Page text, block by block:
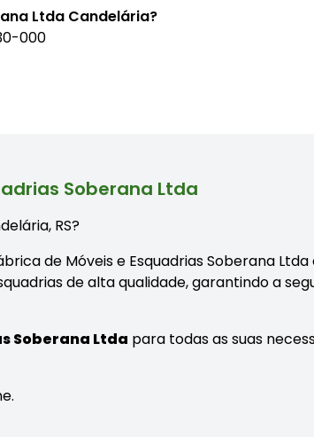
Ltda Candelária?
000
Soberana Ltda
RS?
de Móveis e Esquadrias Soberana Ltda
de alta qualidade, garantindo a
Soberana Ltda para todas as suas